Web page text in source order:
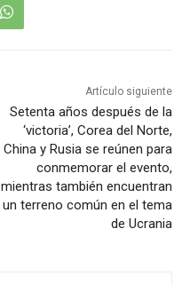
Artículo siguiente
Setenta años después de la
‘victoria’, Corea del Norte,
China y Rusia se reúnen para
conmemorar el evento,
mientras también encuentran
un terreno común en el tema
de Ucrania